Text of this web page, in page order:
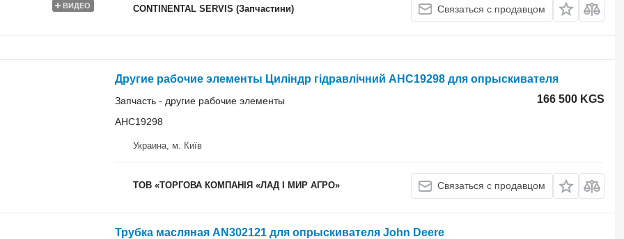
ВИДЕО CONTINENTAL SERVIS (Запчастини) Связаться с продавцом
Другие рабочие элементы Циліндр гідравлічний AHC19298 для опрыскивателя
166 500 KGS
Запчасть - другие рабочие элементы
AHC19298
Украина, м. Київ
ТОВ «ТОРГОВА КОМПАНІЯ «ЛАД І МИР АГРО» Связаться с продавцом
Трубка масляная AN302121 для опрыскивателя John Deere